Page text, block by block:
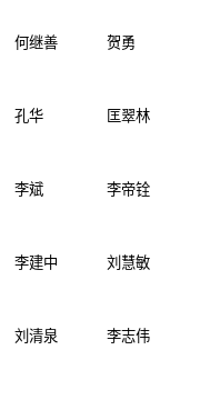
何继善 贺勇
孔华 匡翠林
李斌 李帝铨
李建中 刘慧敏
刘清泉 李志伟